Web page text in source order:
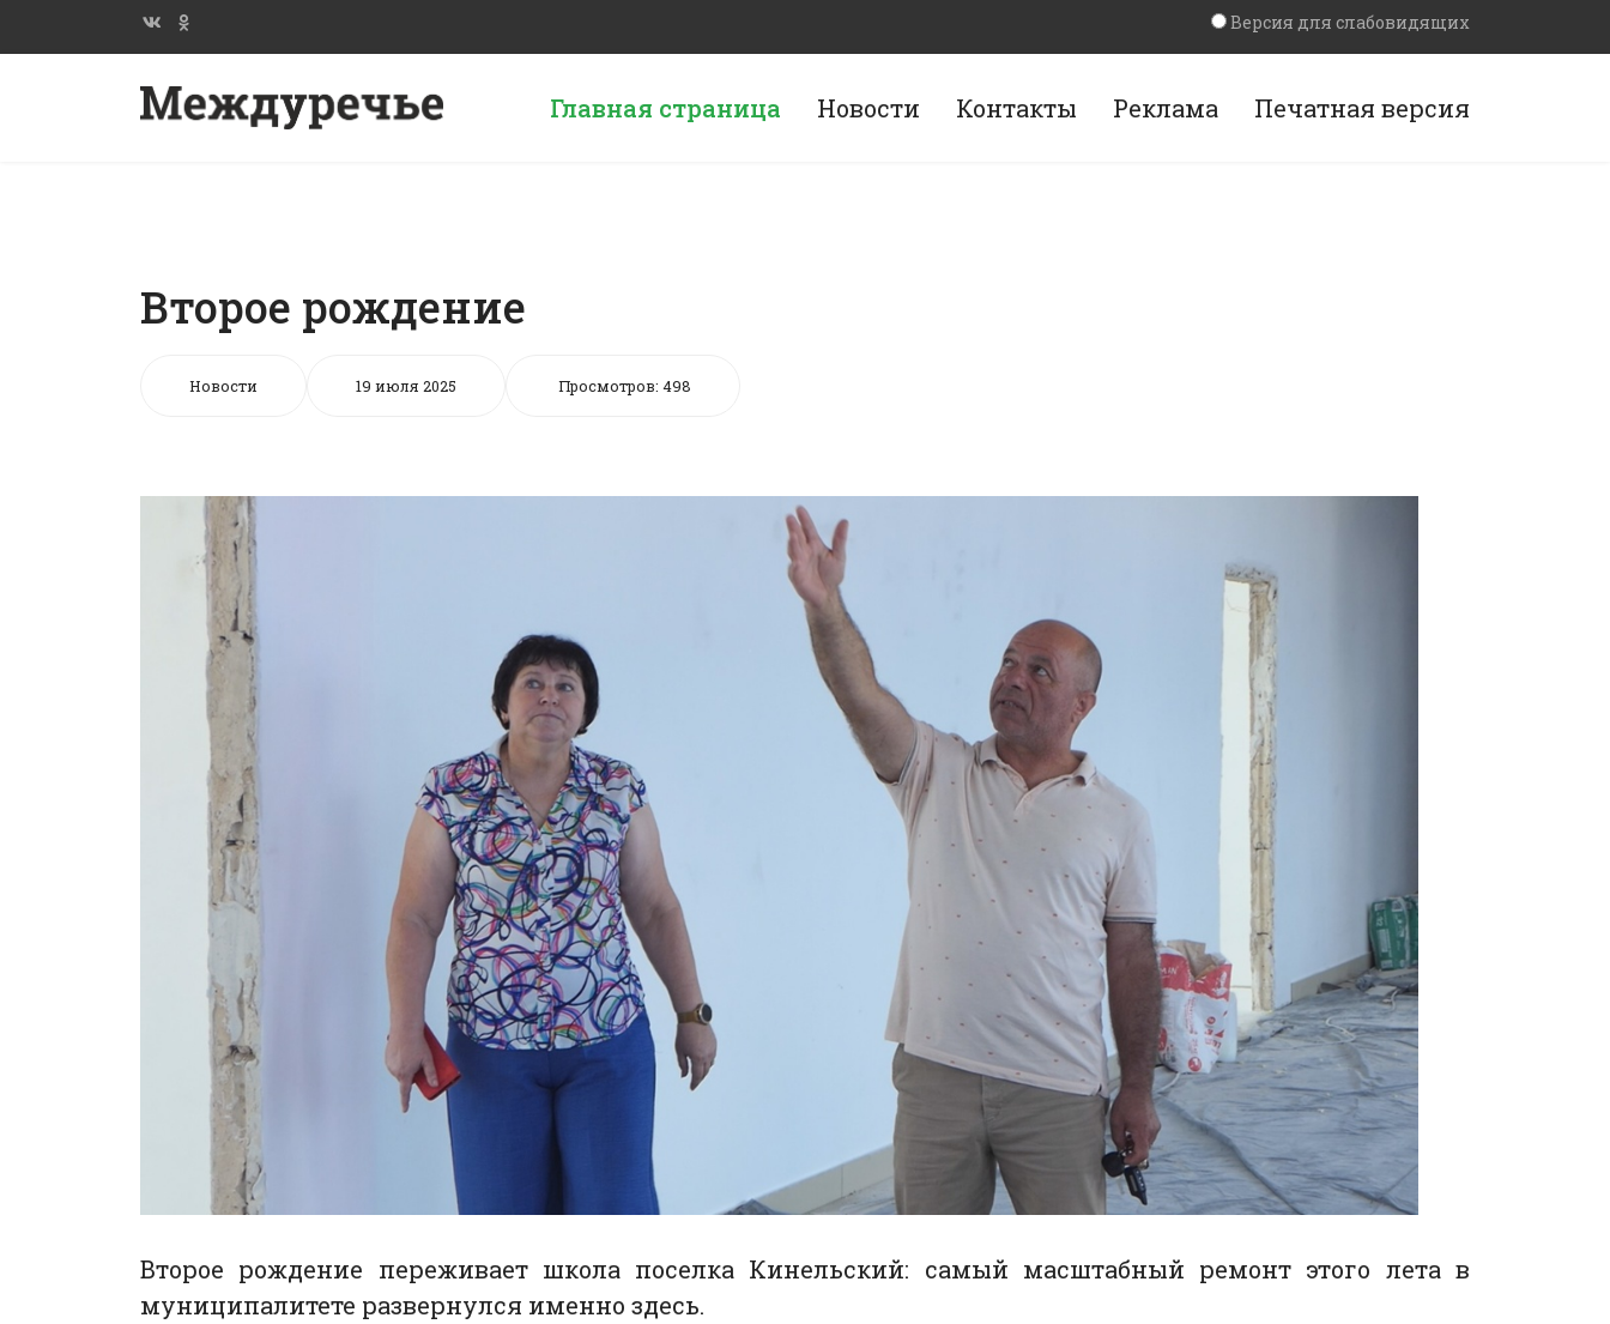
Версия для слабовидящих
Главная страница Новости Контакты Реклама Печатная версия
Второе рождение
Новости 19 июля 2025 Просмотров: 498
Второе рождение переживает школа поселка Кинельский: самый масштабный ремонт этого лета в
муниципалитете развернулся именно здесь.